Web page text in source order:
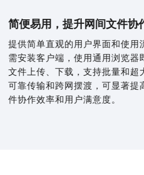
简便易用，提升网间文件协
提供简单直观的用户界面和使用
需安装客户端，使用通用浏览器
文件上传、下载，支持批量和超
可靠传输和跨网摆渡，可显著提
件协作效率和用户满意度。